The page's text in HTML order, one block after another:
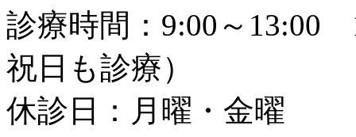
診療時間：9:00～13:00
祝日も診療）
休診日：月曜・金曜